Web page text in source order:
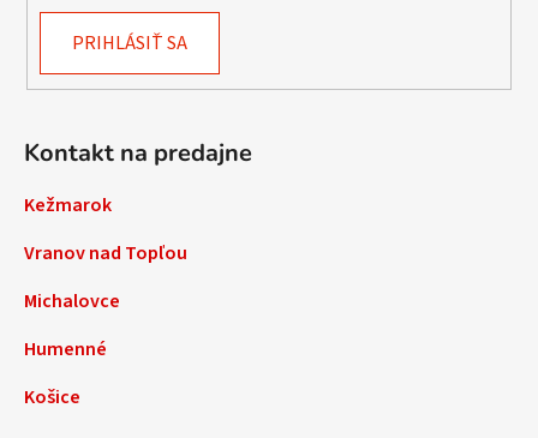
PRIHLÁSIŤ SA
Kontakt na predajne
Kežmarok
Vranov nad Topľou
Michalovce
Humenné
Košice